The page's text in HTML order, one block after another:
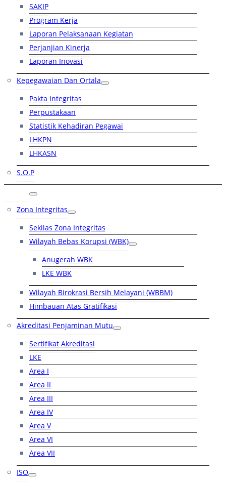
SAKIP
Program Kerja
Laporan Pelaksanaan Kegiatan
Perjanjian Kinerja
Laporan Inovasi
Kepegawaian Dan Ortala
Pakta Integritas
Perpustakaan
Statistik Kehadiran Pegawai
LHKPN
LHKASN
S.O.P
Zona Integritas
Sekilas Zona Integritas
Wilayah Bebas Korupsi (WBK)
Anugerah WBK
LKE WBK
Wilayah Birokrasi Bersih Melayani (WBBM)
Himbauan Atas Gratifikasi
Akreditasi Penjaminan Mutu
Sertifikat Akreditasi
LKE
Area I
Area II
Area III
Area IV
Area V
Area VI
Area VII
ISO